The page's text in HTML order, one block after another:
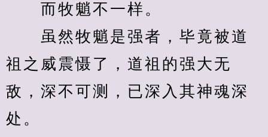
而牧魈不一样。
虽然牧魈是强者，毕竟被道
祖之威震慑了，道祖的强大无
敌，深不可测，已深入其神魂深
处。